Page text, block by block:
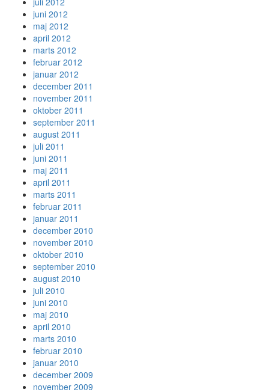
juni 2012
maj 2012
april 2012
marts 2012
februar 2012
januar 2012
december 2011
november 2011
oktober 2011
september 2011
august 2011
juli 2011
juni 2011
maj 2011
april 2011
marts 2011
februar 2011
januar 2011
december 2010
november 2010
oktober 2010
september 2010
august 2010
juli 2010
juni 2010
maj 2010
april 2010
marts 2010
februar 2010
januar 2010
december 2009
november 2009